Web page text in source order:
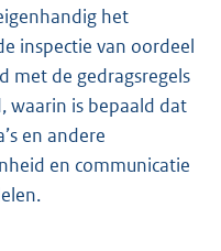
het
inspectie van oordeel
met de gedragsregels
waarin is bepaald dat
en andere
en communicatie